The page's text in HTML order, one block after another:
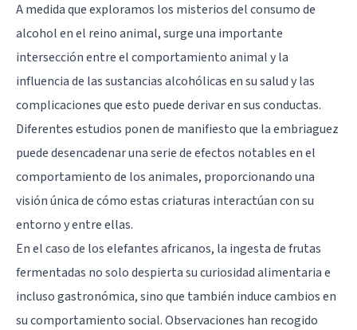
A medida que exploramos los misterios del consumo de
alcohol en el reino animal, surge una importante
intersección entre el comportamiento animal y la
influencia de las sustancias alcohólicas en su salud y las
complicaciones que esto puede derivar en sus conductas.
Diferentes estudios ponen de manifiesto que la embriaguez
puede desencadenar una serie de efectos notables en el
comportamiento de los animales, proporcionando una
visión única de cómo estas criaturas interactúan con su
entorno y entre ellas.
En el caso de los elefantes africanos, la ingesta de frutas
fermentadas no solo despierta su curiosidad alimentaria e
incluso gastronómica, sino que también induce cambios en
su comportamiento social. Observaciones han recogido